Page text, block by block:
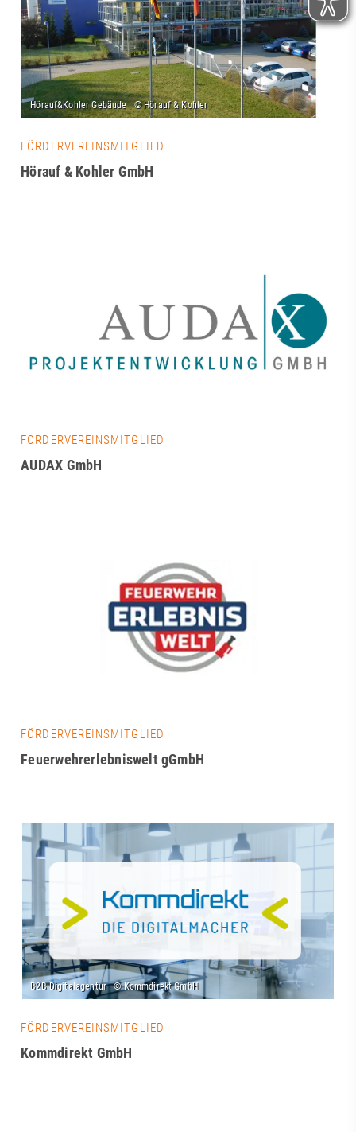
FÖRDERVEREINSMITGLIED
Hörauf & Kohler GmbH
FÖRDERVEREINSMITGLIED
AUDAX GmbH
FÖRDERVEREINSMITGLIED
Feuerwehrerlebniswelt gGmbH
FÖRDERVEREINSMITGLIED
Kommdirekt GmbH